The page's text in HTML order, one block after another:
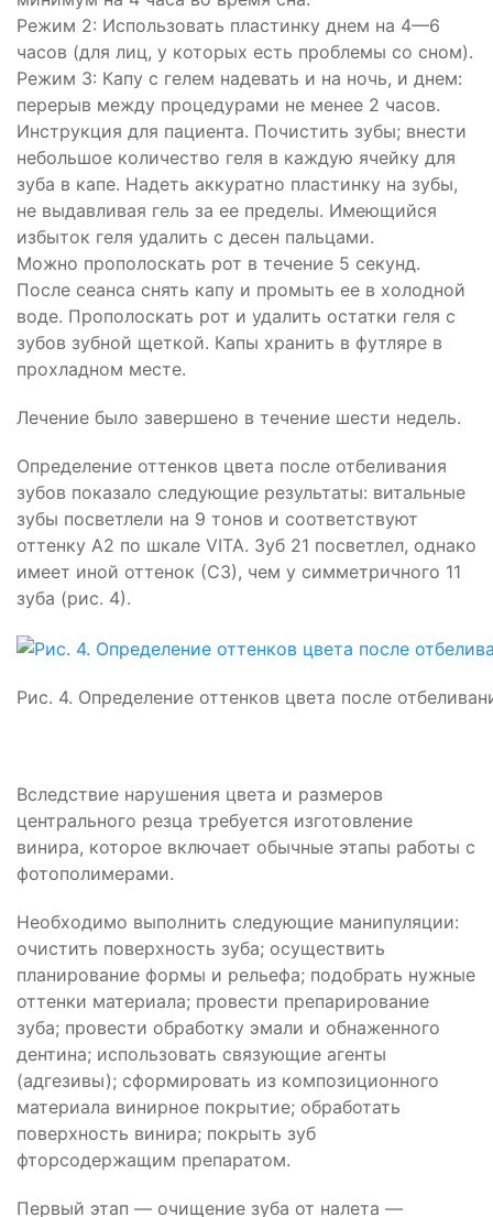
Режим 2: Использовать пластинку днем на 4—6
часов (для лиц, у которых есть проблемы со сном).
Режим 3: Капу с гелем надевать и на ночь, и днем:
перерыв между процедурами не менее 2 часов.
Инструкция для пациента. Почистить зубы; внести
небольшое количество геля в каждую ячейку для
зуба в капе. Надеть аккуратно пластинку на зубы,
не выдавливая гель за ее пределы. Имеющийся
избыток геля удалить с десен пальцами.
Можно прополоскать рот в течение 5 секунд.
После сеанса снять капу и промыть ее в холодной
воде. Прополоскать рот и удалить остатки геля с
зубов зубной щеткой. Капы хранить в футляре в
прохладном месте.
Лечение было завершено в течение шести недель.
Определение оттенков цвета после отбеливания
зубов показало следующие результаты: витальные
зубы посветлели на 9 тонов и соответствуют
оттенку А2 по шкале VITA. Зуб 21 посветлел, однако
имеет иной оттенок (С3), чем у симметричного 11
зуба (рис. 4).
Рис. 4. Определение оттенков цвета после
Вследствие нарушения цвета и размеров
центрального резца требуется изготовление
винира, которое включает обычные этапы работы с
фотополимерами.
Необходимо выполнить следующие манипуляции:
очистить поверхность зуба; осуществить
планирование формы и рельефа; подобрать нужные
оттенки материала; провести препарирование
зуба; провести обработку эмали и обнаженного
дентина; использовать связующие агенты
(адгезивы); сформировать из композиционного
материала винирное покрытие; обработать
поверхность винира; покрыть зуб
фторсодержащим препаратом.
Первый этап — очищение зуба от налета —